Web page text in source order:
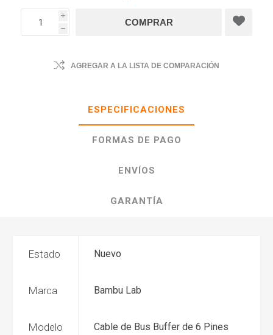
i
h
AGREGAR A LA LISTA DE COMPARACIÓN
ESPECIFICACIONES
FORMAS DE PAGO
ENVÍOS
GARANTÍA
Estado Nuevo
Marca Bambu Lab
Modelo Cable de Bus Buffer de 6 Pines